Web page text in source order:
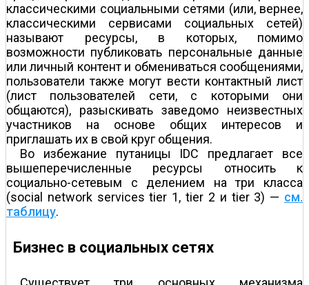
классическими социальными сетями (или, вернее,
классическими сервисами социальных сетей)
называют ресурсы, в которых, помимо
возможности публиковать персональные данные
или личный контент и обмениваться сообщениями,
пользователи также могут вести контактный лист
(лист пользователей сети, с которыми они
общаются), разыскивать заведомо неизвестных
участников на основе общих интересов и
приглашать их в свой круг общения.
Во избежание путаницы IDC предлагает все
вышеперечисленные ресурсы относить к
социально-сетевым с делением на три класса
(social network services tier 1, tier 2 и tier 3) — см.
таблицу.
Бизнес в социальных сетях